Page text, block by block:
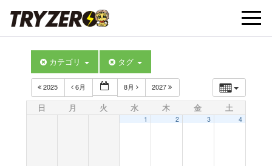
t
カテゴリ タグ
2025 6月 8月 2027
日 月 火 水 木 金 土
1 2 3 4